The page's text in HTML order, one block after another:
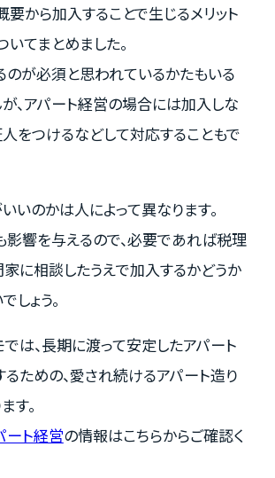
から加入することで生じるメリット
いてまとめました。
のが必須と思われているかたもいる
、アパート経営の場合には加入しな
をつけるなどして対応することもで
いのかは人によって異なります。
響を与えるので、必要であれば税理
に相談したうえで加入するかどうか
しょう。
は、長期に渡って安定したアパート
ための、愛され続けるアパート造り
す。
ート経営の情報はこちらからご確認く